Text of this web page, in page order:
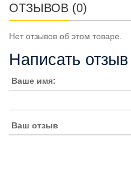
ОТЗЫВОВ (0)
Нет отзывов об этом товаре.
Написать отзыв
Ваше имя:
Ваш отзыв